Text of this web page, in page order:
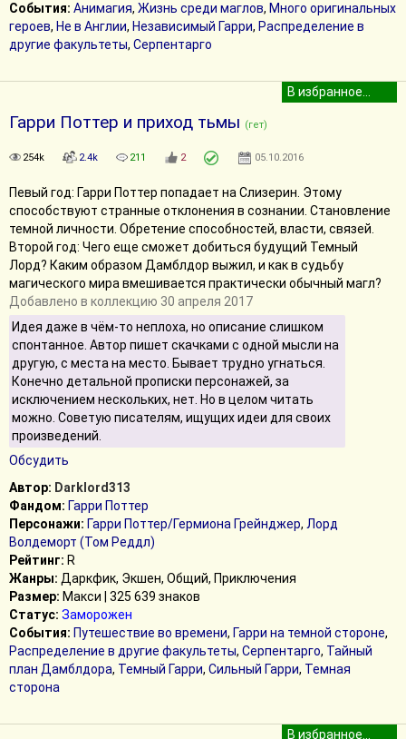
События: Анимагия, Жизнь среди маглов, Много оригинальных
героев, Не в Англии, Независимый Гарри, Распределение в
другие факультеты, Серпентарго
Гарри Поттер и приход тьмы (гет)
254k 2.4k 211 2 05.10.2016
Певый год: Гарри Поттер попадает на Слизерин. Этому
способствуют странные отклонения в сознании. Становление
темной личности. Обретение способностей, власти, связей.
Второй год: Чего еще сможет добиться будущий Темный
Лорд? Каким образом Дамблдор выжил, и как в судьбу
магического мира вмешивается практически обычный магл?
Добавлено в коллекцию 30 апреля 2017
Идея даже в чём-то неплоха, но описание слишком
спонтанное. Автор пишет скачками с одной мысли на
другую, с места на место. Бывает трудно угнаться.
Конечно детальной прописки персонажей, за
исключением нескольких, нет. Но в целом читать
можно. Советую писателям, ищущих идеи для своих
произведений.
Обсудить
Автор: Darklord313
Фандом: Гарри Поттер
Персонажи: Гарри Поттер/Гермиона Грейнджер, Лорд
Волдеморт (Том Реддл)
Рейтинг: R
Жанры: Даркфик, Экшен, Общий, Приключения
Размер: Макси | 325 639 знаков
Статус: Заморожен
События: Путешествие во времени, Гарри на темной стороне,
Распределение в другие факультеты, Серпентарго, Тайный
план Дамблдора, Темный Гарри, Сильный Гарри, Темная
сторона